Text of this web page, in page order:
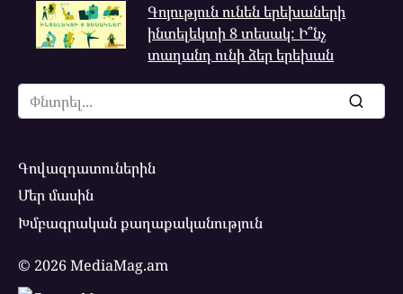
Գոյություն ունեն երեխաների
ինտելեկտի 8 տեսակ: Ի՞նչ
տաղանդ ունի ձեր երեխան
Search
for:
Գովազդատուներին
Մեր մասին
Խմբագրական քաղաքականություն
© 2026 MediaMag.am